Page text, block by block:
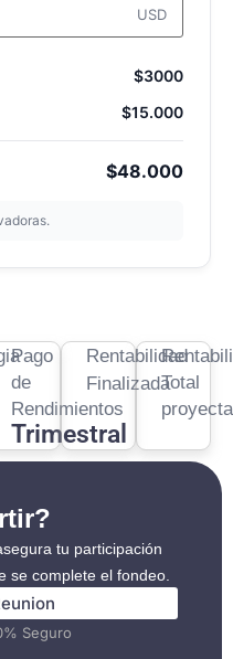
USD
$3000
$15.000
$48.000
Pago
de
Rendimientos
Trimestral
Rentabilidad
FinalizadaTotal
tu participación
se complete el fondeo.
Seguro